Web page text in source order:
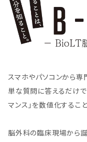
スマホやパソコンから専
単な質問に答えるだけで
マンス」を数値化するこ
脳外科の臨床現場から